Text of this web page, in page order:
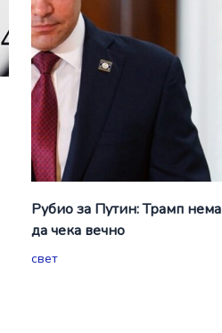
Рубио за Путин: Трамп нема
да чека вечно
свет